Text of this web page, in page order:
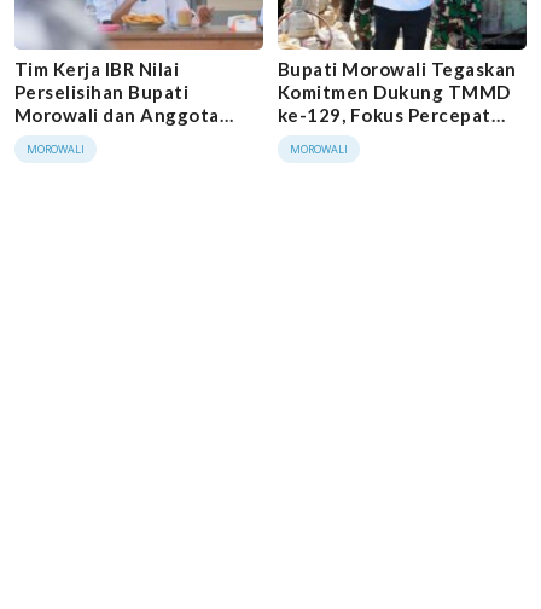
Tim Kerja IBR Nilai
Perselisihan Bupati
Morowali dan Anggota
HIPMI Hanya
Miskomunikasi
MOROWALI
Bupati Morowali Tegaskan
Komitmen Dukung TMMD
ke-129, Fokus Percepat
Pembangunan dan
Tingkatkan Kesejahteraan
MOROWALI